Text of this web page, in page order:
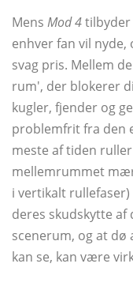
Mens Mod 4tilbyder
enhver fan vil nyde,
svag pris. Mellem
rum', der blokerer
kugler, fjender og
problemfrit fra den
meste af tiden
mellemrummet
i vertikalt
deres skudskytte af
scenerum, og at dø
kan se, kan være